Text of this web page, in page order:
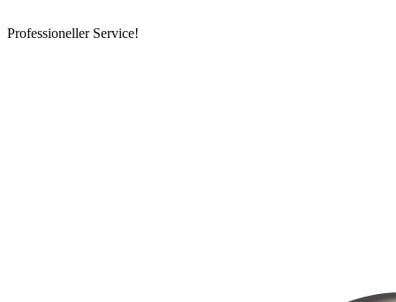
Professioneller Service!